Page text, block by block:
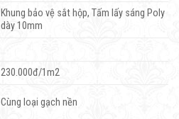
Khung bảo vệ sắt hộp, Tấm lấy sáng Poly
dày 10mm
230.000đ/1m2
Cùng loại gạch nền